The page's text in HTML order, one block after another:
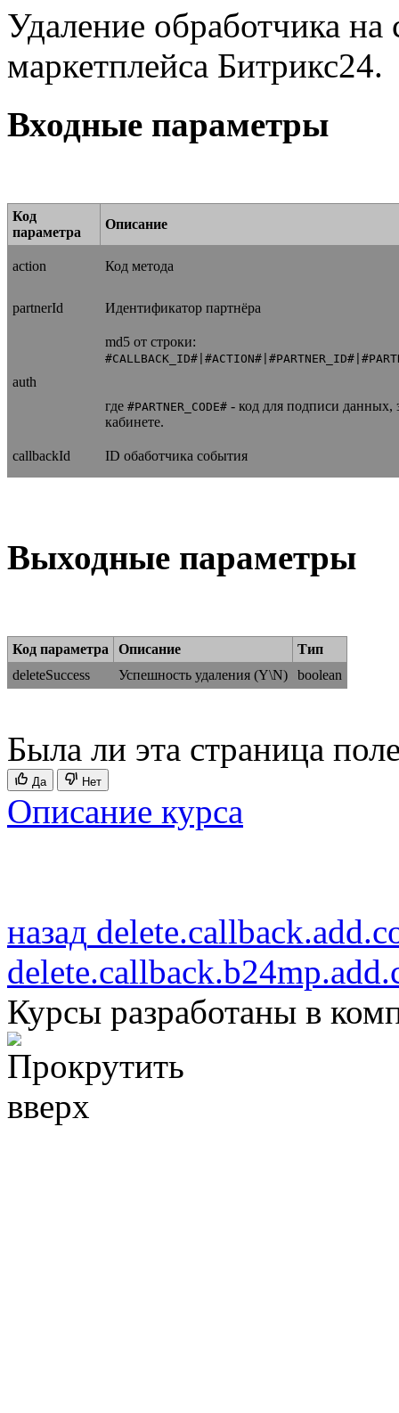
Удаление обработчика
маркетплейса Битрикс24.
Входные параметры
Код
параметра
Описание
action Код метода
partnerId Идентификатор партнёра
auth
md5 от строки:
где #PARTNER_CODE# - код для подписи данных,
кабинете.
callbackId ID обаботчика события
Выходные параметры
Код параметра Описание
Тип
deleteSuccess
Успешность удаления (Y\N) boolean
Была ли эта страница
Да Нет
Описание курса
назад
Курсы разработаны в